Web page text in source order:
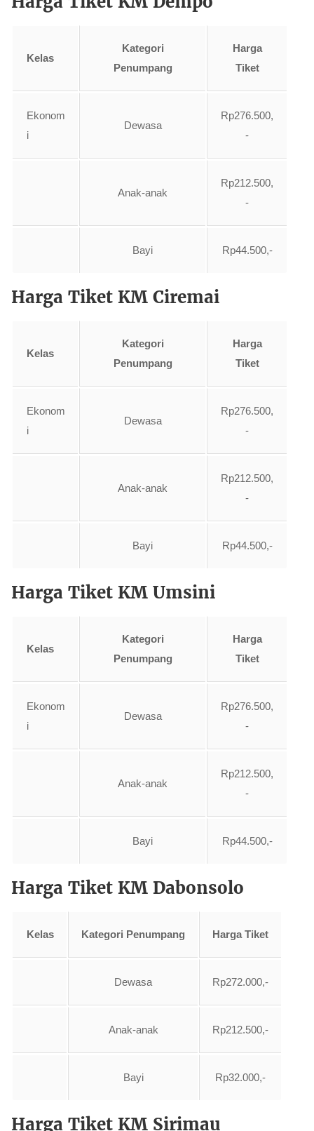
Kelas
Kategori
Penumpang
Harga
Tiket
Ekonom
i
Dewasa
Rp276.500,
-
Anak-anak
Rp212.500,
-
Bayi Rp44.500,-
Harga Tiket KM Ciremai
Kelas
Kategori
Penumpang
Harga
Tiket
Ekonom
i
Dewasa
Rp276.500,
-
Anak-anak
Rp212.500,
-
Bayi Rp44.500,-
Harga Tiket KM Umsini
Kelas
Kategori
Penumpang
Harga
Tiket
Ekonom
i
Dewasa
Rp276.500,
-
Anak-anak
Rp212.500,
-
Bayi Rp44.500,-
Harga Tiket KM Dabonsolo
Kelas Kategori Penumpang Harga Tiket
Dewasa Rp272.000,-
Anak-anak Rp212.500,-
Bayi Rp32.000,-
Harga Tiket KM Sirimau